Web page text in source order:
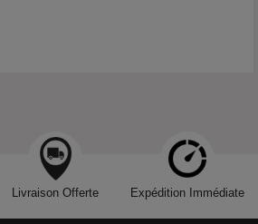
sur un mélange de propylène glycol et
liquide Alfaliquid, c'est opter pour la
saveurs et la sécurité, avec une
production française.
Livraison Offerte Expédition Immédiate